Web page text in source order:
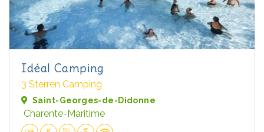
Idéal Camping
3 Sterren Camping
Saint-Georges-de-Didonne
Charente-Maritime